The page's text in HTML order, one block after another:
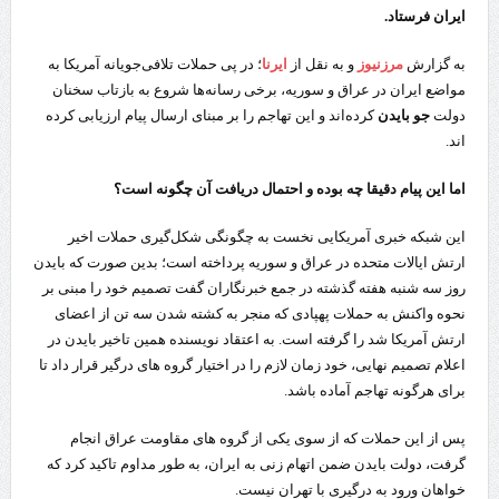
ایران فرستاد.
به گزارش مرزنیوز و به نقل از ایرنا؛ در پی حملات تلافی‌جویانه آمریکا به
مواضع ایران در عراق و سوریه، برخی رسانه‌ها شروع به بازتاب سخنان
دولت جو بایدن کرده‌اند و این تهاجم را بر مبنای ارسال پیام ارزیابی کرده
اند.
اما این پیام دقیقا چه بوده و احتمال دریافت آن چگونه است؟
این شبکه خبری آمریکایی نخست به چگونگی شکل‌گیری حملات اخیر
ارتش ایالات متحده در عراق و سوریه پرداخته است؛ بدین صورت که بایدن
روز سه شنبه هفته گذشته در جمع خبرنگاران گفت تصمیم خود را مبنی بر
نحوه واکنش به حملات پهپادی که منجر به کشته شدن سه تن از اعضای
ارتش آمریکا شد را گرفته است. به اعتقاد نویسنده همین تاخیر بایدن در
اعلام تصمیم نهایی، خود زمان لازم را در اختیار گروه های درگیر قرار داد تا
برای هرگونه تهاجم آماده باشد.
پس از این حملات که از سوی یکی از گروه های مقاومت عراق انجام
گرفت، دولت بایدن ضمن اتهام زنی به ایران، به طور مداوم تاکید کرد که
خواهان ورود به درگیری با تهران نیست.